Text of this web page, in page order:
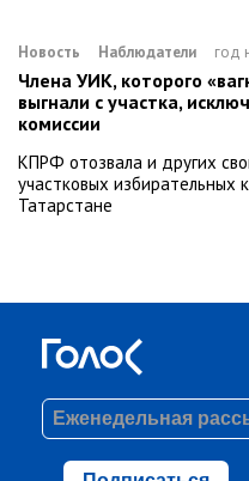
Новость Наблюдатели год
Члена УИК, которого
выгнали с участка,
комиссии
КПРФ отозвала и других
участковых избирательных
Татарстане